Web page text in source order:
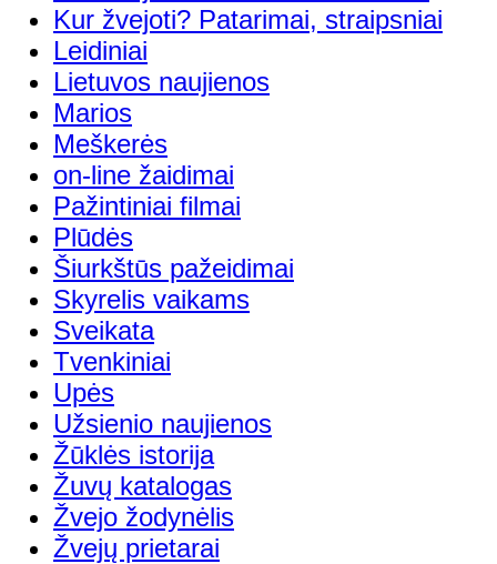
Kur žvejoti? Patarimai, straipsniai
Leidiniai
Lietuvos naujienos
Marios
Meškerės
on-line žaidimai
Pažintiniai filmai
Plūdės
Šiurkštūs pažeidimai
Skyrelis vaikams
Sveikata
Tvenkiniai
Upės
Užsienio naujienos
Žūklės istorija
Žuvų katalogas
Žvejo žodynėlis
Žvejų prietarai